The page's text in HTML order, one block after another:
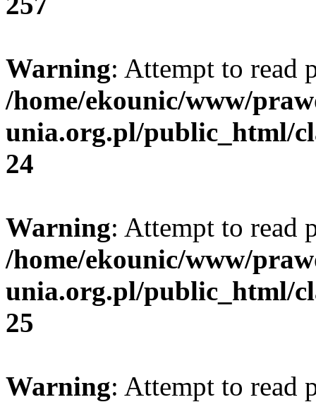
Warning: Attempt to read
/home/ekounic/www/
unia.org.pl/public_html/
24
Warning: Attempt to read
/home/ekounic/www/
unia.org.pl/public_html/
25
Warning: Attempt to read